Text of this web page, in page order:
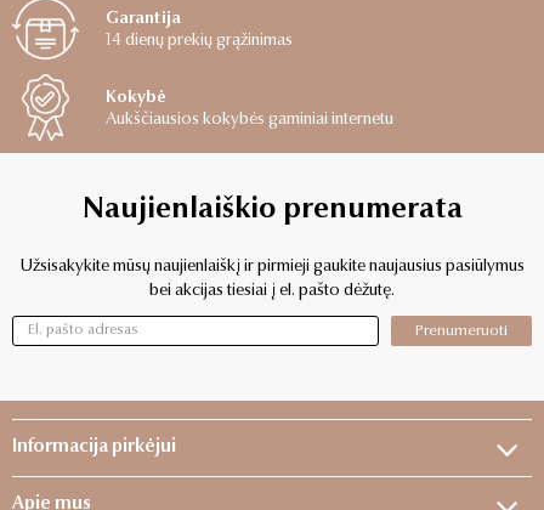
Garantija
14 dienų prekių grąžinimas
Kokybė
Aukščiausios kokybės gaminiai internetu
Naujienlaiškio prenumerata
Užsisakykite mūsų naujienlaiškį ir pirmieji gaukite naujausius pasiūlymus
bei akcijas tiesiai į el. pašto dėžutę.
Prenumeruoti
Informacija pirkėjui
Apie mus